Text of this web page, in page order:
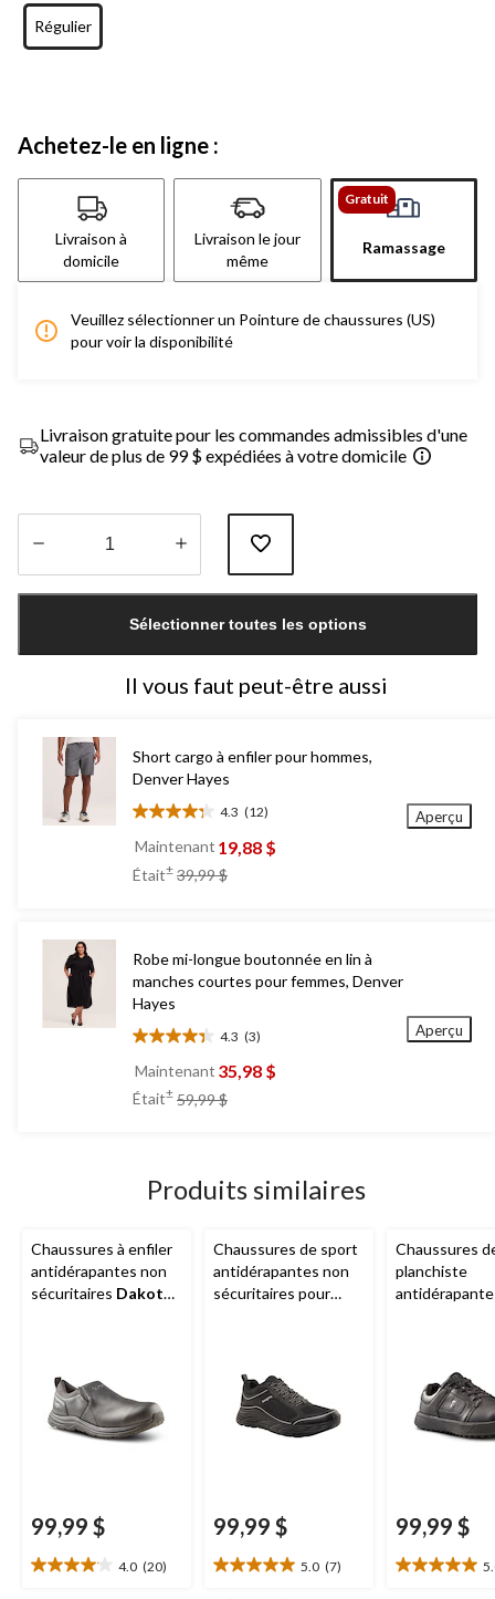
Régulier
Achetez-le en ligne :
Livraison à
domicile
Livraison le jour
même
Gratuit
Ramassage
Veuillez sélectionner un Pointure de chaussures (US)
pour voir la disponibilité
Livraison gratuite pour les commandes admissibles d'une
valeur de plus de 99 $ expédiées à votre domicile
jour
Sélectionner toutes les options
Il vous faut peut-être aussi
Short cargo à enfiler pour hommes,
Denver Hayes
4.3 (12)
4.3
étoile(s)
sur
5.
Maintenant 19,88 $
Était± 39,99 $
Aperçu
Robe mi-longue boutonnée en lin à
manches courtes pour femmes, Denver
Hayes
4.3 (3)
4.3
étoile(s)
sur
5.
Maintenant 35,98 $
Était± 59,99 $
Aperçu
Produits similaires
Chaussures à enfiler
antidérapantes non
sécuritaires Dakota
99,99 $
4.0 (20)
4.1
Chaussures de sport
antidérapantes non
sécuritaires pour
99,99 $
5.0 (7)
5.0
Chaussures
planchiste
pour hommes
99,99 $
5.0